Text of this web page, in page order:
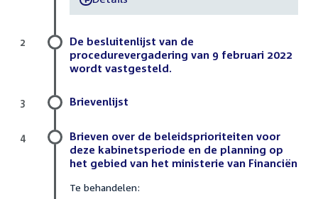
De besluitenlijst van de
procedurevergadering van 9 februari 2022
wordt vastgesteld.
2
Brievenlijst
3
Brieven over de beleidsprioriteiten voor
deze kabinetsperiode en de planning op
het gebied van het ministerie van Financiën
Te behandelen:
4